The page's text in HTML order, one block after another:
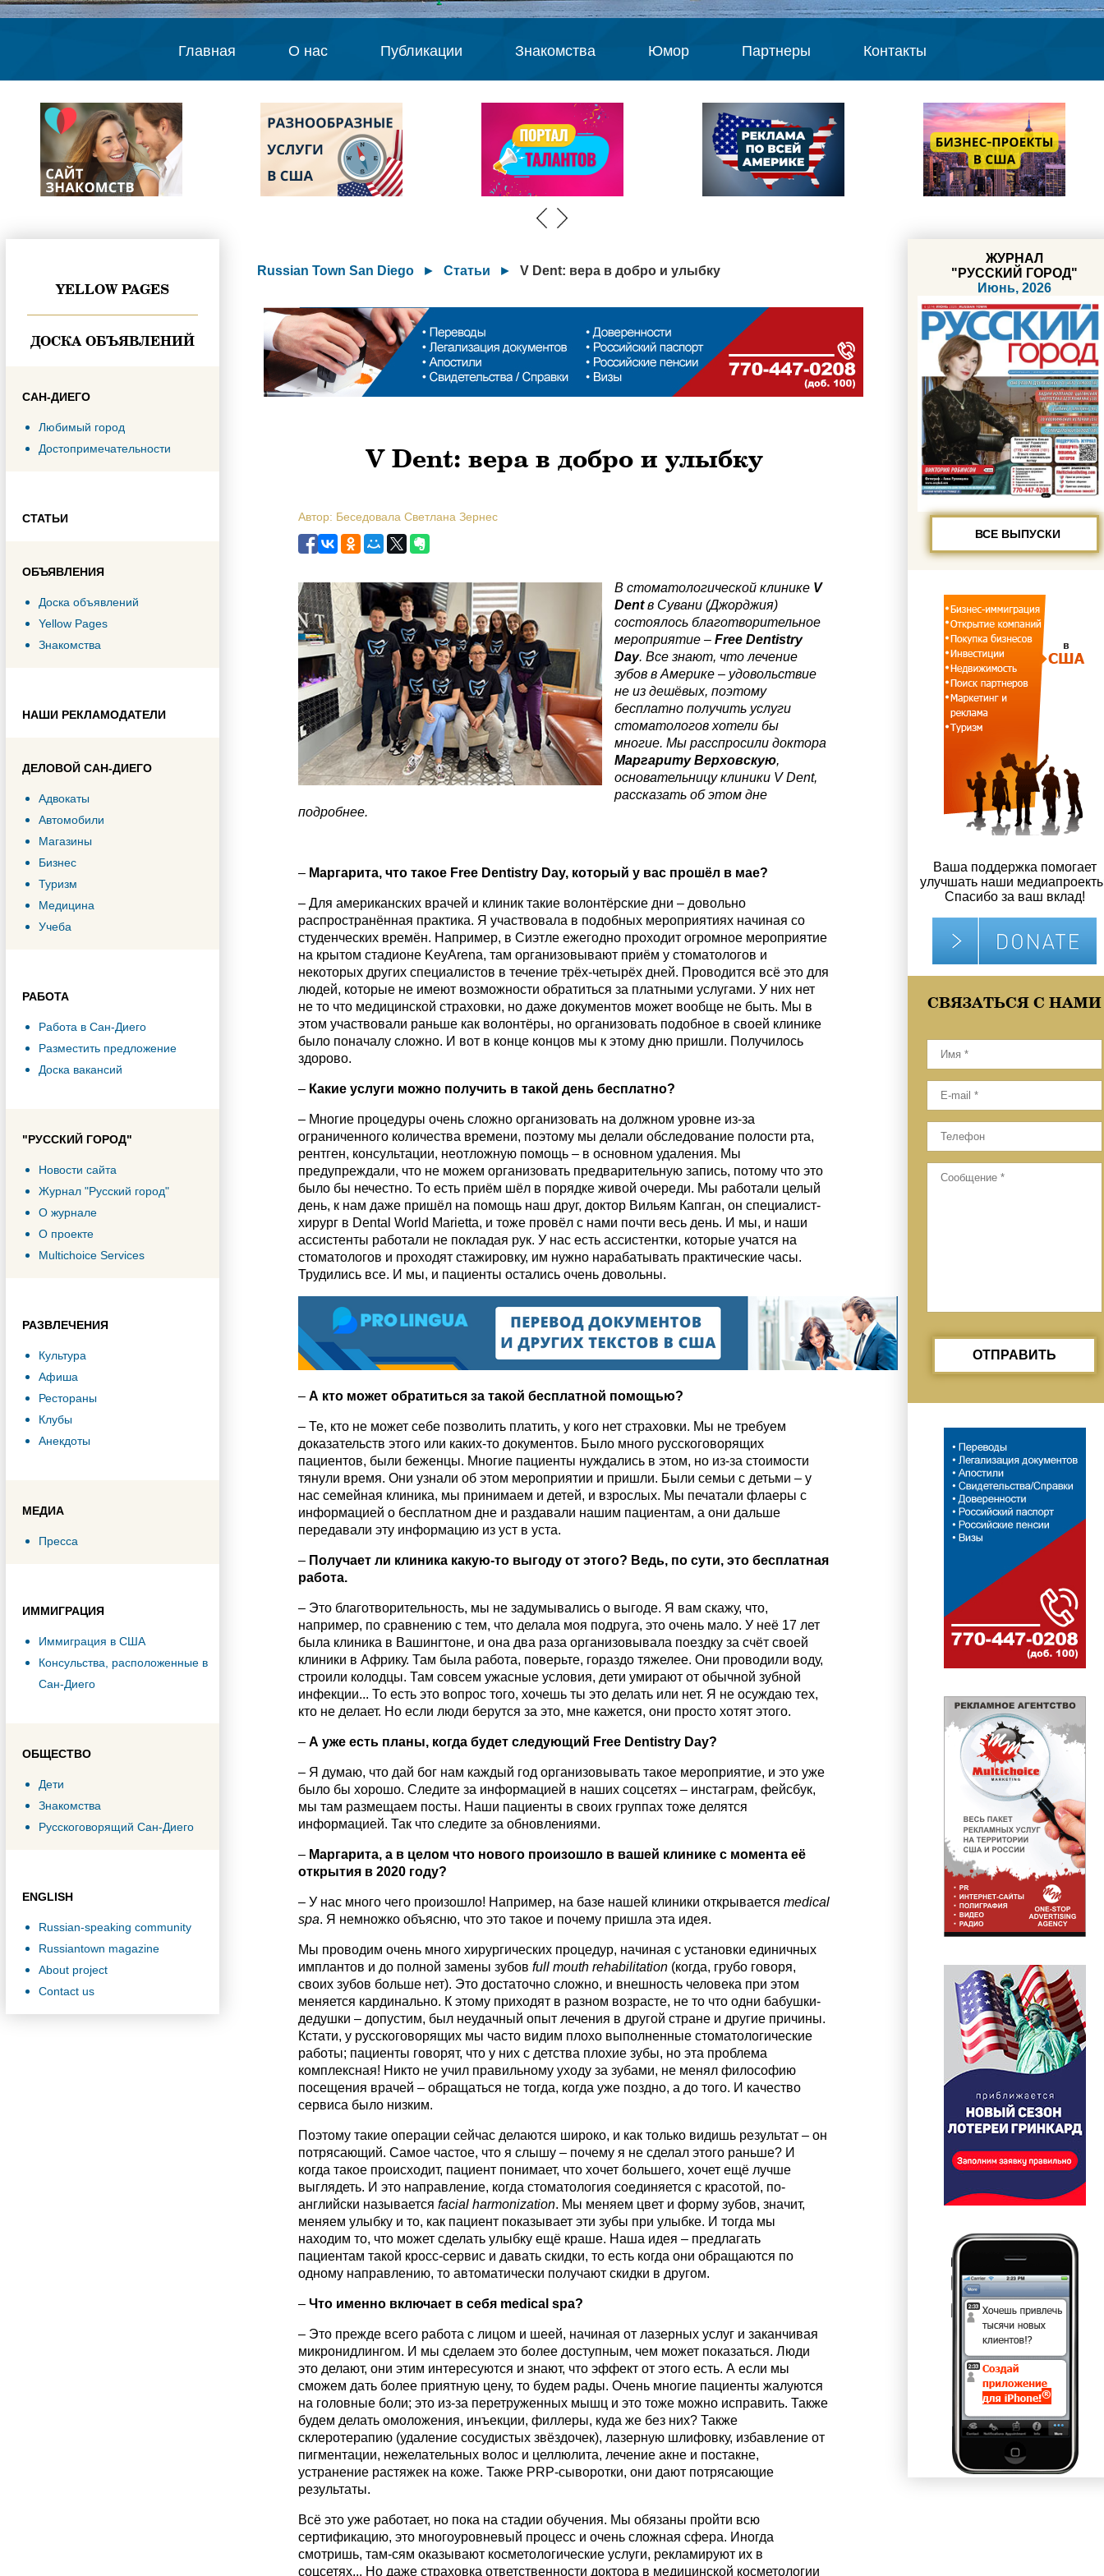
Главная О нас Публикации Знакомства Юмор Партнеры Контакты
YELLOW PAGES
ДОСКА ОБЪЯВЛЕНИЙ
САН-ДИЕГО
Любимый город
Достопримечательности
СТАТЬИ
ОБЪЯВЛЕНИЯ
Доска объявлений
Yellow Pages
Знакомства
НАШИ РЕКЛАМОДАТЕЛИ
ДЕЛОВОЙ САН-ДИЕГО
Адвокаты
Автомобили
Магазины
Бизнес
Туризм
Медицина
Учеба
РАБОТА
Работа в Сан-Диего
Разместить предложение
Доска вакансий
"РУССКИЙ ГОРОД"
Новости сайта
Журнал "Русский город"
О журнале
О проекте
Multichoice Services
РАЗВЛЕЧЕНИЯ
Культура
Афиша
Рестораны
Клубы
Анекдоты
МЕДИА
Пресса
ИММИГРАЦИЯ
Иммиграция в США
Консульства, расположенные в
Сан-Диего
ОБЩЕСТВО
Дети
Знакомства
Русскоговорящий Сан-Диего
ENGLISH
Russian-speaking community
Russiantown magazine
About project
Contact us
Russian Town San Diego ► Статьи ► V Dent: вера в добро и улыбку
V Dent: вера в добро и улыбку
Автор: Беседовала Светлана Зернес
В стоматологической клинике V
Dent в Сувани (Джорджия)
состоялось благотворительное
мероприятие – Free Dentistry
Day. Все знают, что лечение
зубов в Америке – удовольствие
не из дешёвых, поэтому
бесплатно получить услуги
стоматологов хотели бы
многие. Мы расспросили доктора
Маргариту Верховскую,
основательницу клиники V Dent,
рассказать об этом дне
подробнее.
– Маргарита, что такое Free Dentistry Day, который у вас прошёл в мае?
– Для американских врачей и клиник такие волонтёрские дни – довольно
распространённая практика. Я участвовала в подобных мероприятиях начиная со
студенческих времён. Например, в Сиэтле ежегодно проходит огромное мероприятие
на крытом стадионе KeyArena, там организовывают приём у стоматологов и
некоторых других специалистов в течение трёх-четырёх дней. Проводится всё это для
людей, которые не имеют возможности обратиться за платными услугами. У них нет
не то что медицинской страховки, но даже документов может вообще не быть. Мы в
этом участвовали раньше как волонтёры, но организовать подобное в своей клинике
было поначалу сложно. И вот в конце концов мы к этому дню пришли. Получилось
здорово.
– Какие услуги можно получить в такой день бесплатно?
– Многие процедуры очень сложно организовать на должном уровне из-за
ограниченного количества времени, поэтому мы делали обследование полости рта,
рентген, консультации, неотложную помощь – в основном удаления. Мы
предупреждали, что не можем организовать предварительную запись, потому что это
было бы нечестно. То есть приём шёл в порядке живой очереди. Мы работали целый
день, к нам даже пришёл на помощь наш друг, доктор Вильям Капган, он специалист-
хирург в Dental World Marietta, и тоже провёл с нами почти весь день. И мы, и наши
ассистенты работали не покладая рук. У нас есть ассистентки, которые учатся на
стоматологов и проходят стажировку, им нужно нарабатывать практические часы.
Трудились все. И мы, и пациенты остались очень довольны.
– А кто может обратиться за такой бесплатной помощью?
– Те, кто не может себе позволить платить, у кого нет страховки. Мы не требуем
доказательств этого или каких-то документов. Было много русскоговорящих
пациентов, были беженцы. Многие пациенты нуждались в этом, но из-за стоимости
тянули время. Они узнали об этом мероприятии и пришли. Были семьи с детьми – у
нас семейная клиника, мы принимаем и детей, и взрослых. Мы печатали флаеры с
информацией о бесплатном дне и раздавали нашим пациентам, а они дальше
передавали эту информацию из уст в уста.
– Получает ли клиника какую-то выгоду от этого? Ведь, по сути, это бесплатная
работа.
– Это благотворительность, мы не задумывались о выгоде. Я вам скажу, что,
например, по сравнению с тем, что делала моя подруга, это очень мало. У неё 17 лет
была клиника в Вашингтоне, и она два раза организовывала поездку за счёт своей
клиники в Африку. Там была работа, поверьте, гораздо тяжелее. Они проводили воду,
строили колодцы. Там совсем ужасные условия, дети умирают от обычной зубной
инфекции... То есть это вопрос того, хочешь ты это делать или нет. Я не осуждаю тех,
кто не делает. Но если люди берутся за это, мне кажется, они просто хотят этого.
– А уже есть планы, когда будет следующий Free Dentistry Day?
– Я думаю, что дай бог нам каждый год организовывать такое мероприятие, и это уже
было бы хорошо. Следите за информацией в наших соцсетях – инстаграм, фейсбук,
мы там размещаем посты. Наши пациенты в своих группах тоже делятся
информацией. Так что следите за обновлениями.
– Маргарита, а в целом что нового произошло в вашей клинике с момента её
открытия в 2020 году?
– У нас много чего произошло! Например, на базе нашей клиники открывается medical
spa. Я немножко объясню, что это такое и почему пришла эта идея.
Мы проводим очень много хирургических процедур, начиная с установки единичных
имплантов и до полной замены зубов full mouth rehabilitation(когда, грубо говоря,
своих зубов больше нет). Это достаточно сложно, и внешность человека при этом
меняется кардинально. К этому приходят в разном возрасте, не то что одни бабушки-
дедушки – допустим, был неудачный опыт лечения в другой стране и другие причины.
Кстати, у русскоговорящих мы часто видим плохо выполненные стоматологические
работы; пациенты говорят, что у них с детства плохие зубы, но эта проблема
комплексная! Никто не учил правильному уходу за зубами, не менял философию
посещения врачей – обращаться не тогда, когда уже поздно, а до того. И качество
сервиса было низким.
Поэтому такие операции сейчас делаются широко, и как только видишь результат – он
потрясающий. Самое частое, что я слышу – почему я не сделал этого раньше? И
когда такое происходит, пациент понимает, что хочет большего, хочет ещё лучше
выглядеть. И это направление, когда стоматология соединяется с красотой, по-
английски называется facial harmonization. Мы меняем цвет и форму зубов, значит,
меняем улыбку и то, как пациент показывает эти зубы при улыбке. И тогда мы
находим то, что может сделать улыбку ещё краше. Наша идея – предлагать
пациентам такой кросс-сервис и давать скидки, то есть когда они обращаются по
одному направлению, то автоматически получают скидки в другом.
– Что именно включает в себя medical spa?
– Это прежде всего работа с лицом и шеей, начиная от лазерных услуг и заканчивая
микронидлингом. И мы сделаем это более доступным, чем может показаться. Люди
это делают, они этим интересуются и знают, что эффект от этого есть. А если мы
сможем дать более приятную цену, то будем рады. Очень многие пациенты жалуются
на головные боли; это из-за перетруженных мышц и это тоже можно исправить. Также
будем делать омоложения, инъекции, филлеры, куда же без них? Также
склеротерапию (удаление сосудистых звёздочек), лазерную шлифовку, избавление от
пигментации, нежелательных волос и целлюлита, лечение акне и постакне,
устранение растяжек на коже. Также PRP-сыворотки, они дают потрясающие
результаты.
Всё это уже работает, но пока на стадии обучения. Мы обязаны пройти всю
сертификацию, это многоуровневый процесс и очень сложная сфера. Иногда
смотришь, там-сям оказывают косметологические услуги, рекламируют их в
соцсетях... Но даже страховка ответственности доктора в медицинской косметологии
ЖУРНАЛ
"РУССКИЙ ГОРОД"
Июнь, 2026
ВСЕ ВЫПУСКИ
Ваша поддержка помогает
улучшать наши
Спасибо за ваш вклад!
СВЯЗАТЬСЯ С НАМИ
ОТПРАВИТЬ